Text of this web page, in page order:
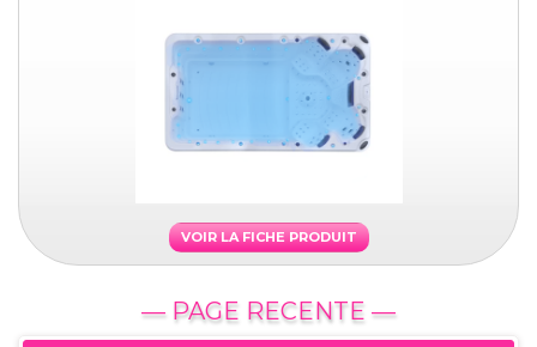
VOIR LA FICHE PRODUIT
— PAGE RECENTE —